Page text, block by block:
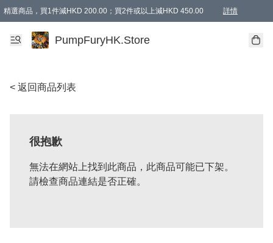
精選商品，買1件減HKD 200.00；買2件或以上減HKD 450.00 詳情
AAPE商品,會員專享9折或以上（按會員等級）AAPE products, members can
精選商品，任選買2件或以上減HKD 100.00
購物滿 HKD 800.00即享免運費優惠！（適用於 特定的送貨方式 )
PumpFuryHK.Store
< 返回商品列表
很抱歉
無法在網站上找到此商品，此商品可能已下架。
請檢查商品連結是否正確。